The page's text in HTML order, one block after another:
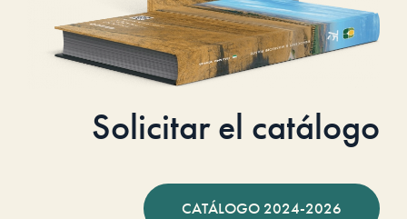
Solicitar el catálogo
CATÁLOGO 2024-2026